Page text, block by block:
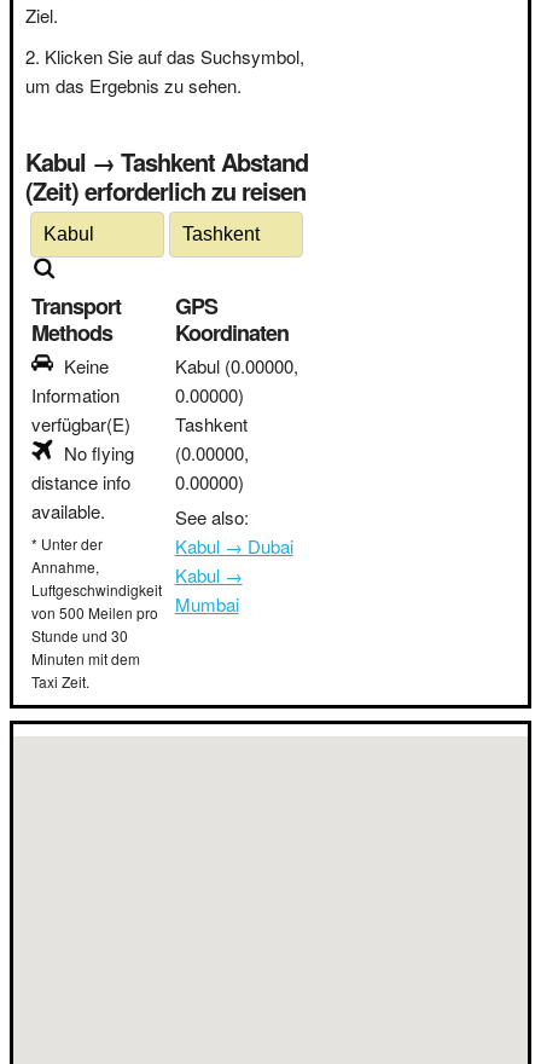
Ziel.
Klicken Sie auf das Suchsymbol,
um das Ergebnis zu sehen.
Kabul → Tashkent Abstand
(Zeit) erforderlich zu reisen
Transport
Methods
Keine
Information
verfügbar(E)
No flying
distance info
available.
* Unter der
Annahme,
Luftgeschwindigkeit
von 500 Meilen pro
Stunde und 30
Minuten mit dem
Taxi Zeit.
GPS
Koordinaten
Kabul (0.00000,
0.00000)
Tashkent
(0.00000,
0.00000)
See also:
Kabul → Dubai
Kabul →
Mumbai